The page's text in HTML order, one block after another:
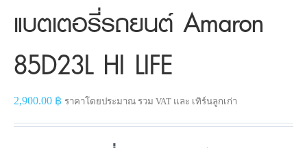
แบตเตอรี่รถยนต์ Amaron
85D23L HI LIFE
2,900.00 ฿ ราคาโดยประมาณ รวม VAT และ เทิร์นลูกเก่า